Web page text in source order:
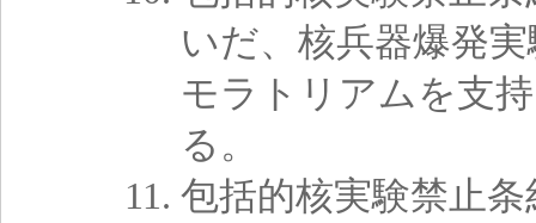
いだ、核兵器爆発
モラトリアムを支
る。
包括的核実験禁止